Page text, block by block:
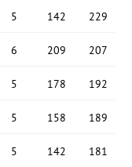
5 142 229
6 209 207
5 178 192
5 158 189
5 142 181